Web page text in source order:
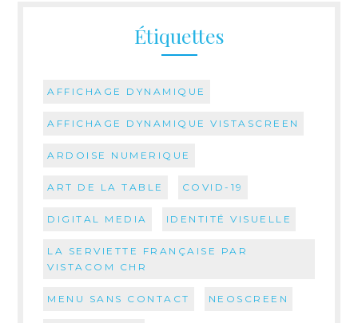
Étiquettes
AFFICHAGE DYNAMIQUE
AFFICHAGE DYNAMIQUE VISTASCREEN
ARDOISE NUMERIQUE
ART DE LA TABLE COVID-19
DIGITAL MEDIA IDENTITÉ VISUELLE
LA SERVIETTE FRANÇAISE PAR
VISTACOM CHR
MENU SANS CONTACT NEOSCREEN